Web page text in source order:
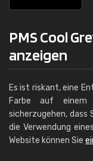
PMS Cool
anzeigen
Es ist riskant, eine
Farbe auf einem
sicherzugehen, dass
die Verwendung eines
Website können Sie